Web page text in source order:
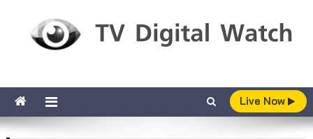
Live Now